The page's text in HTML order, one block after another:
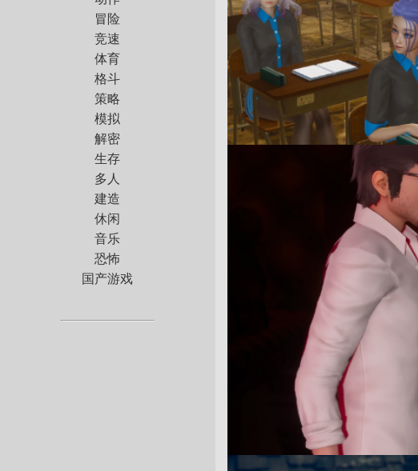
冒险
竞速
体育
格斗
策略
模拟
解密
生存
多人
建造
休闲
音乐
恐怖
国产游戏